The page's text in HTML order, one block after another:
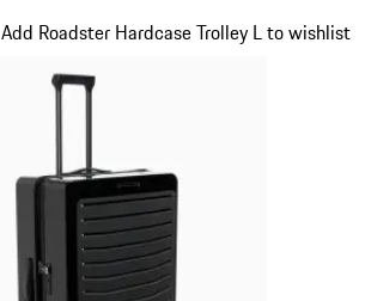
Add Roadster Hardcase Trolley L to wishlist